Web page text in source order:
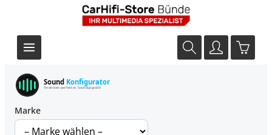
Sound Konfigurator
Finde dein perfektes Soundupgrade
Marke